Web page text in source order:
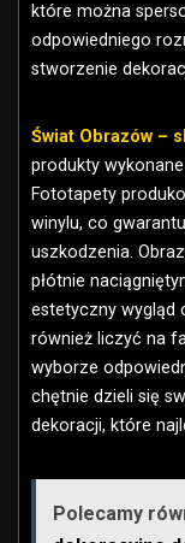
które można
odpowiedniego
stworzenie
Świat Obrazów –
produkty
Fototapety
winylu, co
uszkodzenia.
płótnie
estetyczny wygląd
również liczyć na
wyborze
chętnie dzieli się
dekoracji, które
Polecamy